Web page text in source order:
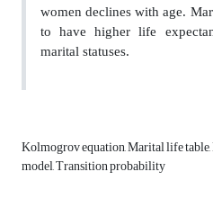
women declines with age.
to have higher life
marital statuses.
Kolmogrov equation, Marital life
model, Transition probability